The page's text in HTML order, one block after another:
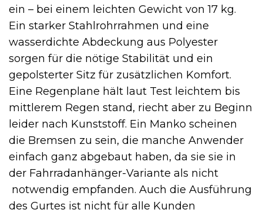
ein – bei einem leichten Gewicht von 17 kg.
Ein starker Stahlrohrrahmen und eine
wasserdichte Abdeckung aus Polyester
sorgen für die nötige Stabilität und ein
gepolsterter Sitz für zusätzlichen Komfort.
Eine Regenplane hält laut Test leichtem bis
mittlerem Regen stand, riecht aber zu Beginn
leider nach Kunststoff. Ein Manko scheinen
die Bremsen zu sein, die manche Anwender
einfach ganz abgebaut haben, da sie sie in
der Fahrradanhänger-Variante als nicht
notwendig empfanden. Auch die Ausführung
des Gurtes ist nicht für alle Kunden